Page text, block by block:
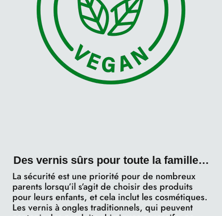
Des vernis sûrs pour toute la famille…
La sécurité est une priorité pour de nombreux
parents lorsqu’il s’agit de choisir des produits
pour leurs enfants, et cela inclut les cosmétiques.
Les vernis à ongles traditionnels, qui peuvent